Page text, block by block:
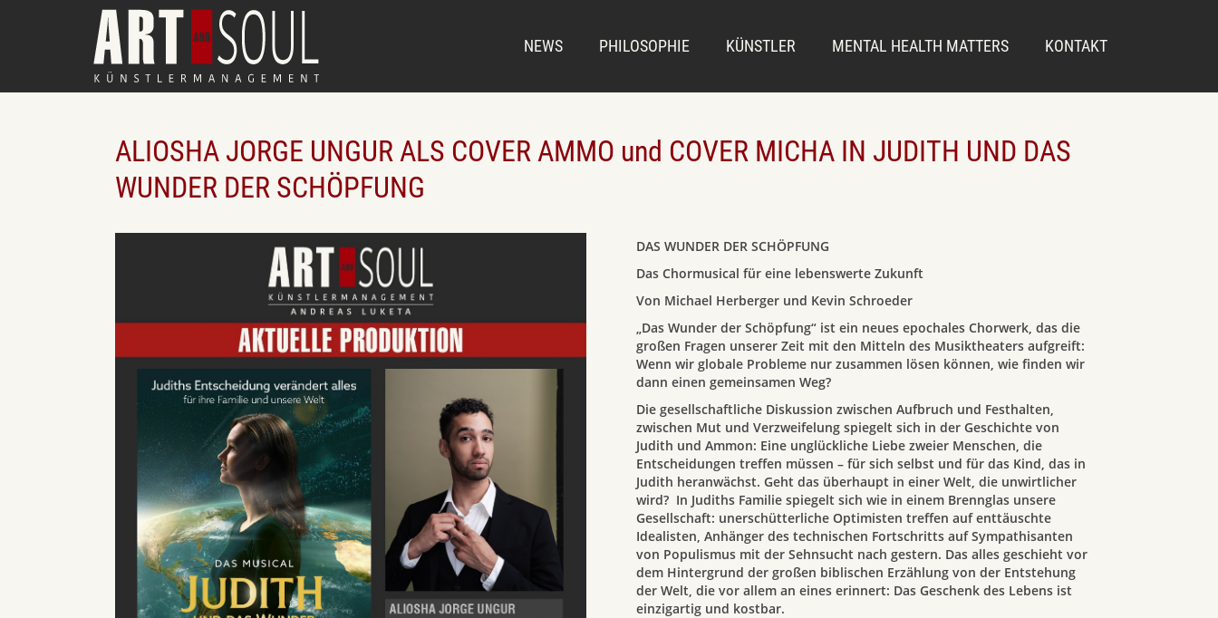
NEWS PHILOSOPHIE KÜNSTLER MENTAL HEALTH MATTERS KONTAKT
ALIOSHA JORGE UNGUR ALS COVER AMMO und COVER MICHA IN JUDITH UND DAS
WUNDER DER SCHÖPFUNG
DAS WUNDER DER SCHÖPFUNG
Das Chormusical für eine lebenswerte Zukunft
Von Michael Herberger und Kevin Schroeder
„Das Wunder der Schöpfung“ ist ein neues epochales Chorwerk, das die
großen Fragen unserer Zeit mit den Mitteln des Musiktheaters aufgreift:
Wenn wir globale Probleme nur zusammen lösen können, wie finden wir
dann einen gemeinsamen Weg?
Die gesellschaftliche Diskussion zwischen Aufbruch und Festhalten,
zwischen Mut und Verzweifelung spiegelt sich in der Geschichte von
Judith und Ammon: Eine unglückliche Liebe zweier Menschen, die
Entscheidungen treffen müssen – für sich selbst und für das Kind, das in
Judith heranwächst. Geht das überhaupt in einer Welt, die unwirtlicher
wird? In Judiths Familie spiegelt sich wie in einem Brennglas unsere
Gesellschaft: unerschütterliche Optimisten treffen auf enttäuschte
Idealisten, Anhänger des technischen Fortschritts auf Sympathisanten
von Populismus mit der Sehnsucht nach gestern. Das alles geschieht vor
dem Hintergrund der großen biblischen Erzählung von der Entstehung
der Welt, die vor allem an eines erinnert: Das Geschenk des Lebens ist
einzigartig und kostbar.